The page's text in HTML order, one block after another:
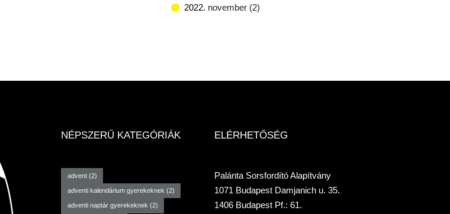
2022. november (2)
NÉPSZERŰ KATEGÓRIÁK
advent(2)
adventi kalendárium gyerekeknek (2)
adventi naptár gyerekeknek (2)
ELÉRHETŐSÉG
Palánta Sorsfordító Alapítvány
1071 Budapest Damjanich u. 35.
1406 Budapest Pf.: 61.